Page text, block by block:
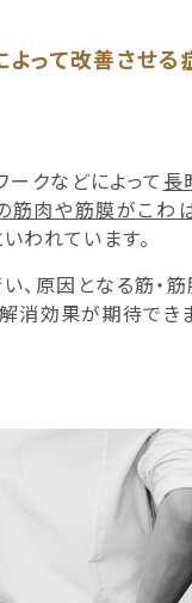
よって改善させる
ークなどによって 長
筋肉や筋膜がこわ
われています。
、原因となる筋・
消効果が期待でき